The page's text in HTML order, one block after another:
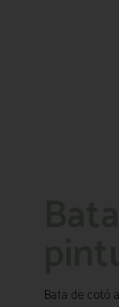
Bata de cotó